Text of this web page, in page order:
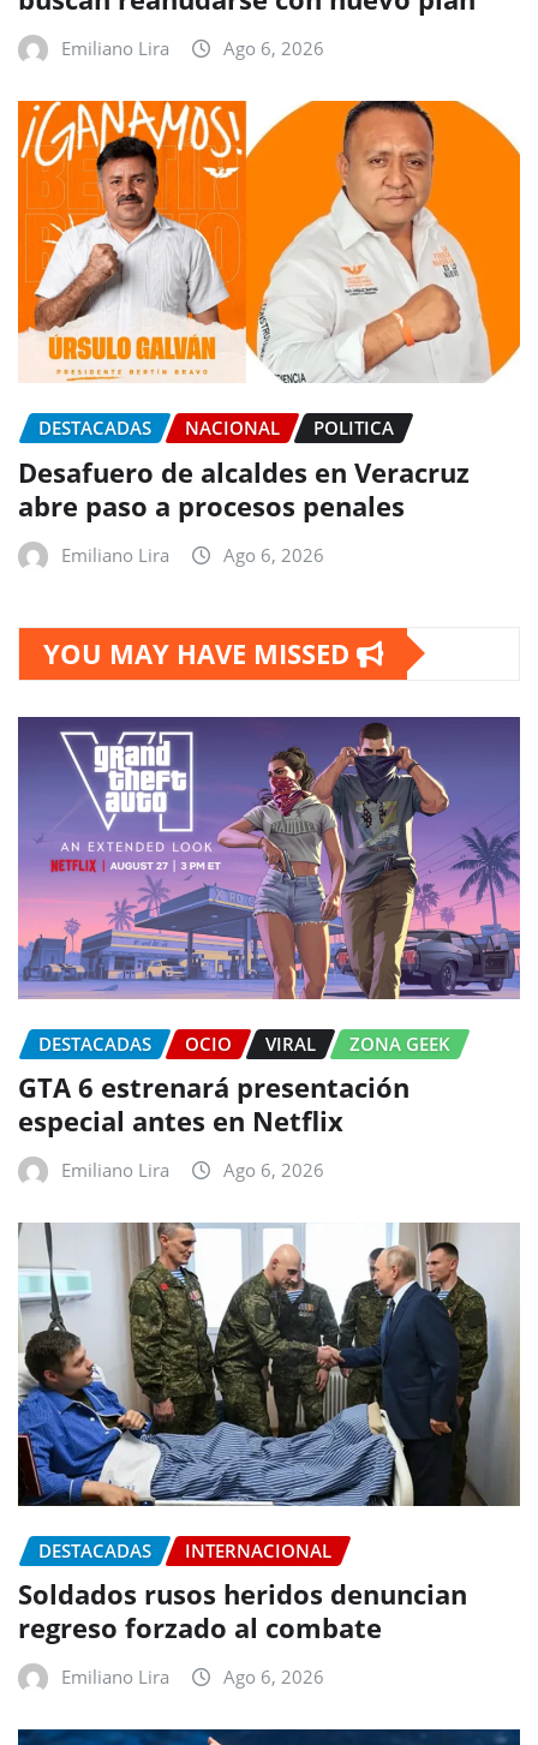
Emiliano Lira Ago 6, 2026
DESTACADAS NACIONAL POLITICA
Desafuero de alcaldes en Veracruz
abre paso a procesos penales
Emiliano Lira Ago 6, 2026
YOU MAY HAVE MISSED
DESTACADAS OCIO VIRAL ZONA GEEK
GTA 6 estrenará presentación
especial antes en Netflix
Emiliano Lira Ago 6, 2026
DESTACADAS INTERNACIONAL
Soldados rusos heridos denuncian
regreso forzado al combate
Emiliano Lira Ago 6, 2026